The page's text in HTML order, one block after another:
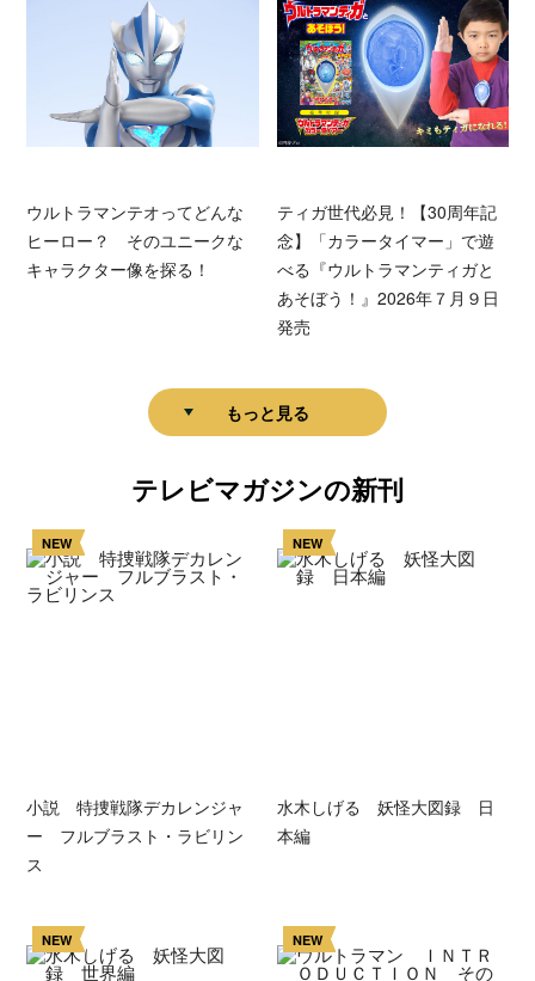
ウルトラマンテオってどんな
ヒーロー？ そのユニークな
キャラクター像を探る！
ティガ世代必見！【30周年記
念】「カラータイマー」で遊
べる『ウルトラマンティガと
あそぼう！』2026年７月９日
発売
もっと見る
テレビマガジンの新刊
NEW
小説 特捜戦隊デカレンジャ
ー フルブラスト・ラビリン
ス
NEW
水木しげる 妖怪大図録 日
本編
NEW NEW